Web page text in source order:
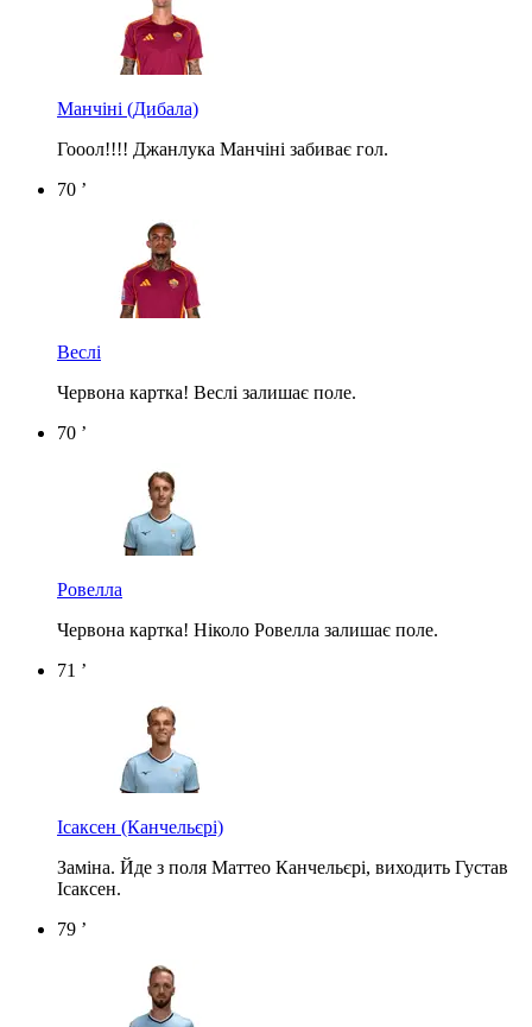
Манчіні (Дибала)
Гооол!!!! Джанлука Манчіні забиває гол.
70 ’
Веслі
Червона картка! Веслі залишає поле.
70 ’
Ровелла
Червона картка! Ніколо Ровелла залишає поле.
71 ’
Ісаксен (Канчельєрі)
Заміна. Йде з поля Маттео Канчельєрі, виходить Густав
Ісаксен.
79 ’